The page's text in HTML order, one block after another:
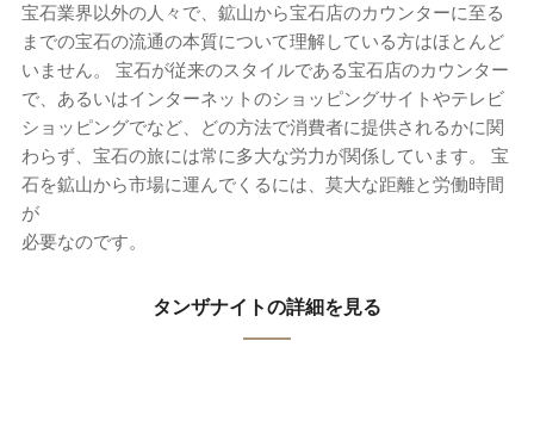
宝石業界以外の人々で、鉱山から宝石店のカウンターに至る
までの宝石の流通の本質について理解している方はほとんど
いません。 宝石が従来のスタイルである宝石店のカウンター
で、あるいはインターネットのショッピングサイトやテレビ
ショッピングでなど、どの方法で消費者に提供されるかに関
わらず、宝石の旅には常に多大な労力が関係しています。 宝
石を鉱山から市場に運んでくるには、莫大な距離と労働時間
が
必要なのです。
タンザナイトの詳細を見る